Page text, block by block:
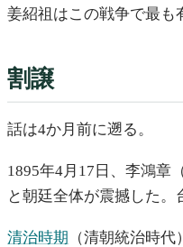
姜紹祖はこの戦争で最も
割譲
話は4か月前に遡る。
1895年4月17日、李鴻章
と朝廷全体が震撼した。
清治時期 （清朝統治時